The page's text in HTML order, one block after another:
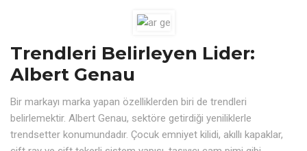
Trendleri Belirleyen Lider:
Albert Genau
Bir markayı marka yapan özelliklerden biri de trendleri
belirlemektir. Albert Genau, sektöre getirdiği yeniliklerle
trendsetter konumundadır. Çocuk emniyet kilidi, akıllı kapaklar,